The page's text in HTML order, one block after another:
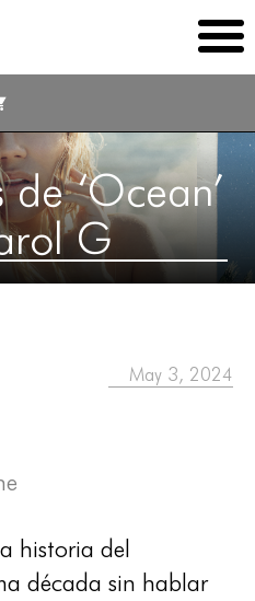
‘Ocean’
G
May 3, 2024
historia del
década sin hablar